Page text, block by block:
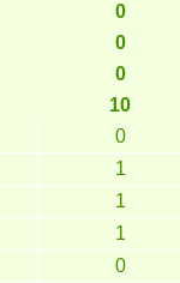
0
0
0
10
0
1
1
1
0